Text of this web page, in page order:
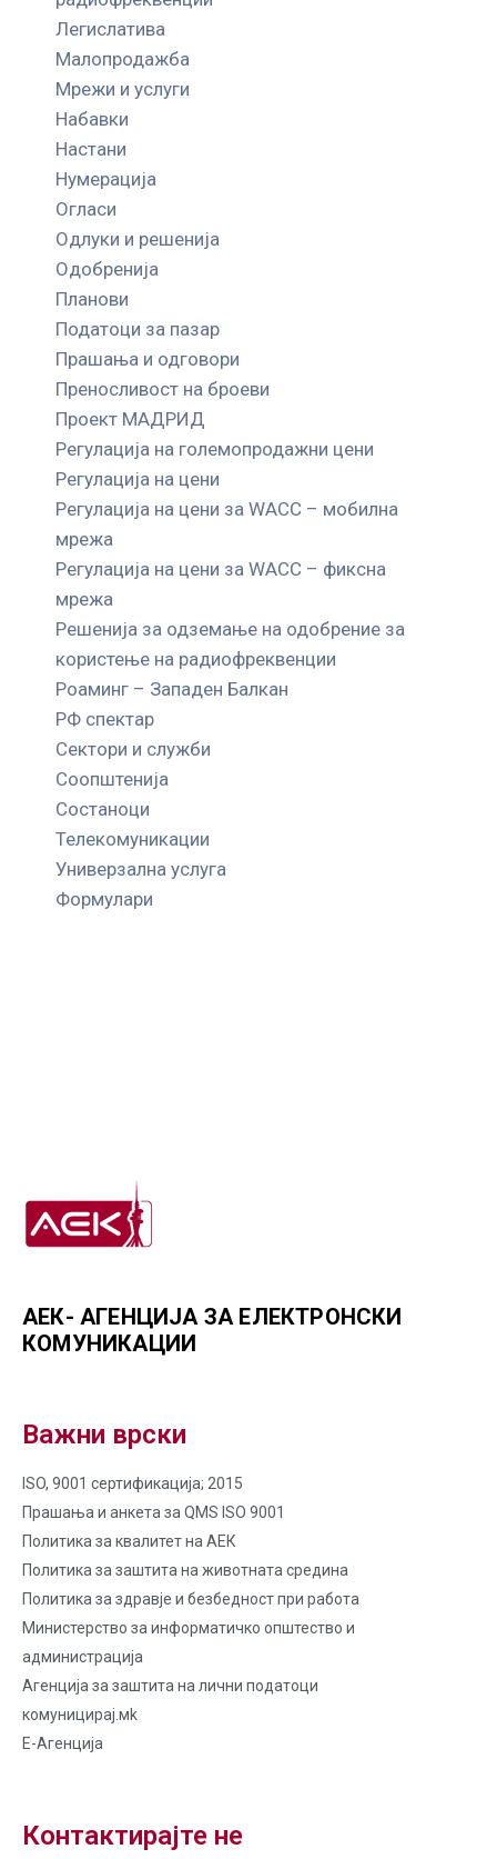
Легислатива
Малопродажба
Мрежи и услуги
Набавки
Настани
Нумерација
Огласи
Одлуки и решенија
Одобренија
Планови
Податоци за пазар
Прашања и одговори
Преносливост на броеви
Проект МАДРИД
Регулација на големопродажни цени
Регулација на цени
Регулација на цени за WACC – мобилна
мрежа
Регулација на цени за WACC – фиксна
мрежа
Решенија за одземање на одобрение за
користење на радиофреквенции
Роаминг – Западен Балкан
РФ спектар
Сектори и служби
Соопштенија
Состаноци
Телекомуникации
Универзална услуга
Формулари
АЕК- АГЕНЦИЈА ЗА ЕЛЕКТРОНСКИ
КОМУНИКАЦИИ
Важни врски
ISO, 9001 сертификација; 2015
Прашања и анкета за QMS ISO 9001
Политика за квалитет на AЕК
Политика за заштита на животната средина
Политика за здравје и безбедност при работа
Министерство за информатичко општество и
администрација
Агенција за заштита на лични податоци
комуницирај.мk
Е-Агенција
Контактирајте не